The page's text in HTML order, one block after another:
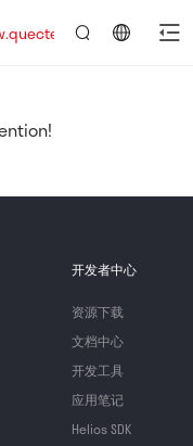
开发者中心
资源下载
文档中心
开发工具
应用笔记
Helios SDK